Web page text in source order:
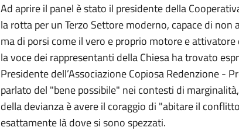
Ad aprire il panel è stato il presidente della
la rotta per un Terzo Settore moderno, capace di
ma di porsi come il vero e proprio motore e
la voce dei rappresentanti della Chiesa ha trovato
Presidente dell’Associazione Copiosa Redenzione -
parlato del "bene possibile" nei contesti di
della devianza è avere il coraggio di "abitare il
esattamente là dove si sono spezzati.